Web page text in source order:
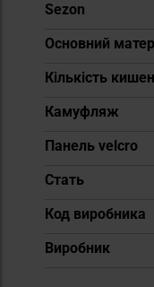
Sezon
Основний
Кількість
Камуфляж
Панель velcro
Cтать
Код виробника
Виробник